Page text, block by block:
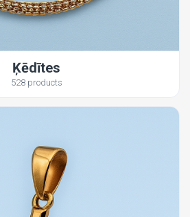
Ķēdītes
528 products